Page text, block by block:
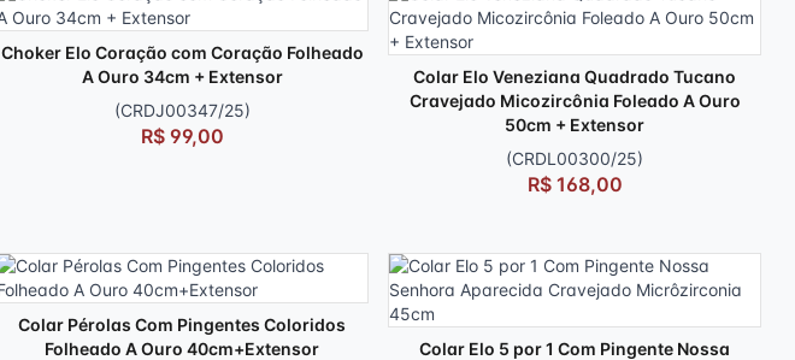
Choker Elo Coração com Coração Folheado
A Ouro 34cm + Extensor
(CRDJ00347/25)
R$ 99,00
Colar Elo Veneziana Quadrado Tucano
Cravejado Micozircônia Foleado A Ouro
50cm + Extensor
(CRDL00300/25)
R$ 168,00
Colar Pérolas Com Pingentes Coloridos
Folheado A Ouro 40cm+Extensor
Colar Elo 5 por 1 Com Pingente Nossa